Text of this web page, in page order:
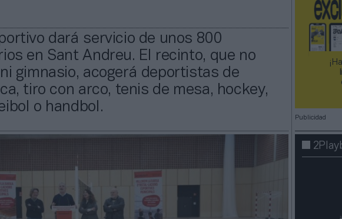
dará servicio de unos 800
en Sant Andreu. El recinto, que no
gimnasio, acogerá deportistas de
tiro con arco, tenis de mesa, hockey,
o handbol.
Publicidad